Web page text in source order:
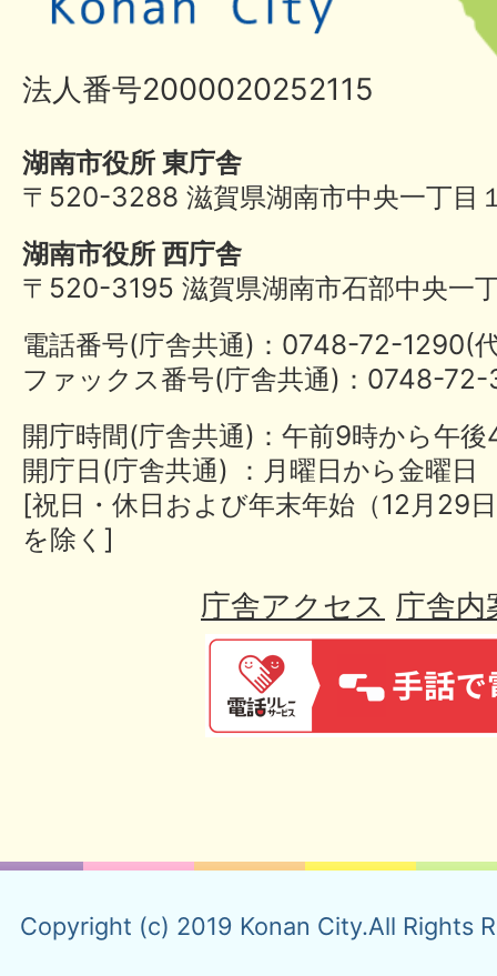
法人番号2000020252115
湖南市役所 東庁舎
〒520-3288 滋賀県湖南市中央一丁目
湖南市役所 西庁舎
〒520-3195 滋賀県湖南市石部中央一
電話番号(庁舎共通)：0748-72-
ファックス番号(庁舎共通)：0748-
開庁時間(庁舎共通)：午前9時から午
開庁日(庁舎共通) ：月曜日から金曜日
[祝日・休日および年末年始（12月29
を除く]
庁舎アクセス 庁舎内
Copyright (c) 2019 Konan City.All Rights